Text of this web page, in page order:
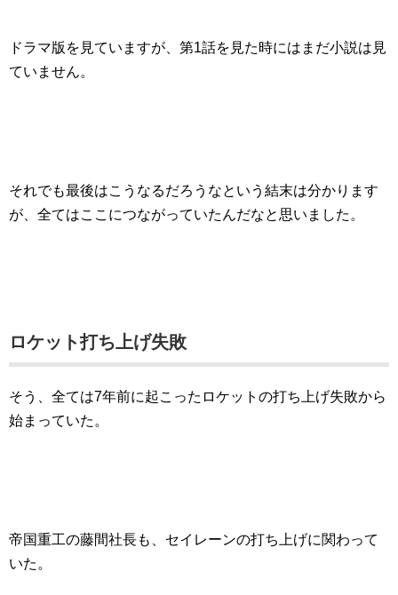
ドラマ版を見ていますが、第1話を見た時にはまだ小説は見
ていません。
それでも最後はこうなるだろうなという結末は分かります
が、全てはここにつながっていたんだなと思いました。
ロケット打ち上げ失敗
そう、全ては7年前に起こったロケットの打ち上げ失敗から
始まっていた。
帝国重工の藤間社長も、セイレーンの打ち上げに関わって
いた。